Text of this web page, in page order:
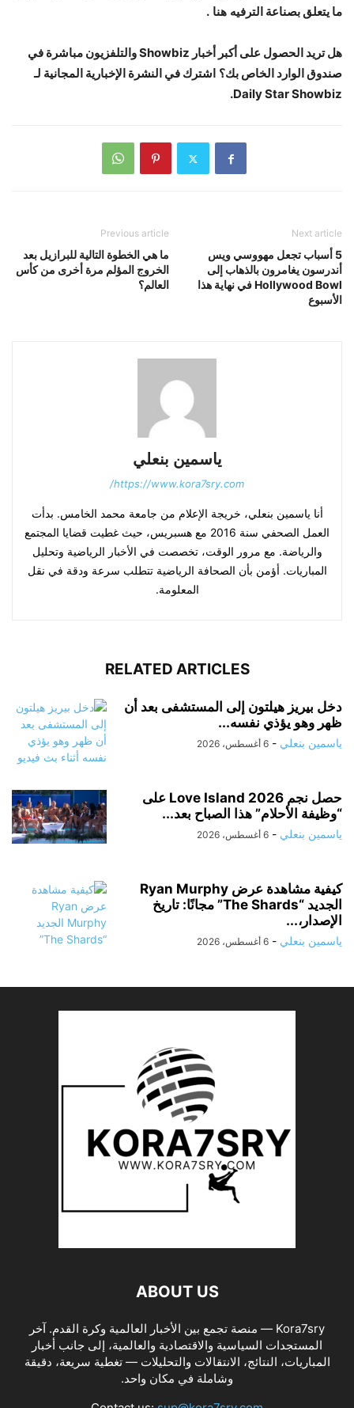
ما يتعلق بصناعة الترفيه هنا .
هل تريد الحصول على أكبر أخبار Showbiz والتلفزيون مباشرة في
صندوق الوارد الخاص بك؟ اشترك في النشرة الإخبارية المجانية لـ
Daily Star Showbiz.
Previous article
ما هي الخطوة التالية للبرازيل بعد
الخروج المؤلم مرة أخرى من كأس
العالم؟
Next article
5 أسباب تجعل مهووسي ويس
أندرسون يغامرون بالذهاب إلى
Hollywood Bowl في نهاية هذا
الأسبوع
ياسمين بنعلي
https://www.kora7sry.com/
أنا ياسمين بنعلي، خريجة الإعلام من جامعة محمد الخامس. بدأت
العمل الصحفي سنة 2016 مع هسبريس، حيث غطيت قضايا المجتمع
والرياضة. مع مرور الوقت، تخصصت في الأخبار الرياضية وتحليل
المباريات. أؤمن بأن الصحافة الرياضية تتطلب سرعة ودقة في نقل
المعلومة.
RELATED ARTICLES
دخل بيريز هيلتون إلى المستشفى بعد أن
ظهر وهو يؤذي نفسه...
ياسمين بنعلي - 6 أغسطس، 2026
حصل نجم Love Island 2026 على
“وظيفة الأحلام” هذا الصباح بعد...
ياسمين بنعلي - 6 أغسطس، 2026
كيفية مشاهدة عرض Ryan Murphy
الجديد “The Shards” مجانًا: تاريخ
الإصدار،...
ياسمين بنعلي - 6 أغسطس، 2026
ABOUT US
Kora7sry — منصة تجمع بين الأخبار العالمية وكرة القدم. آخر
المستجدات السياسية والاقتصادية والعالمية، إلى جانب أخبار
المباريات، النتائج، الانتقالات والتحليلات — تغطية سريعة، دقيقة
وشاملة في مكان واحد.